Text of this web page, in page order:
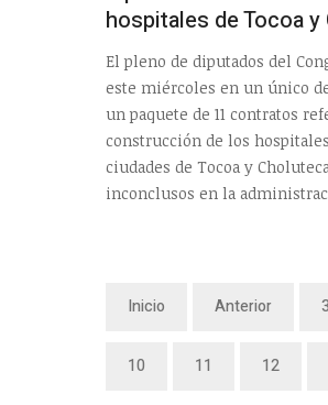
hospitales de Tocoa
El pleno de diputados del
este miércoles en un único
un paquete de 11 contratos
construcción de los
ciudades de Tocoa y
inconclusos en la
Inicio Anterior 3
10 11 12